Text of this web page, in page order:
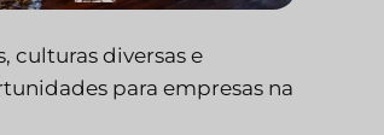
culturas diversas e
para empresas na